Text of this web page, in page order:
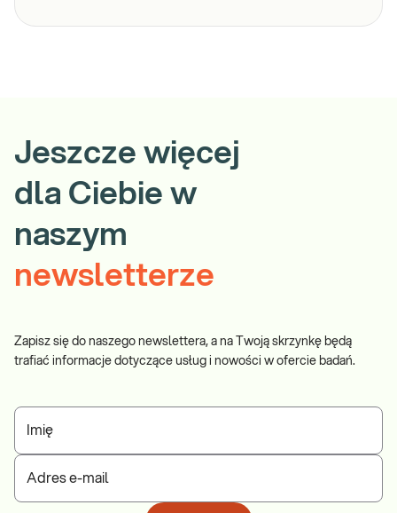
Jeszcze więcej
dla Ciebie w
naszym
newsletterze
Zapisz się do naszego newslettera, a na Twoją skrzynkę będą
trafiać informacje dotyczące usług i nowości w ofercie badań.
Imię
Adres e-mail